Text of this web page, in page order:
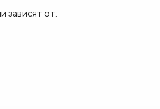
зависят от: